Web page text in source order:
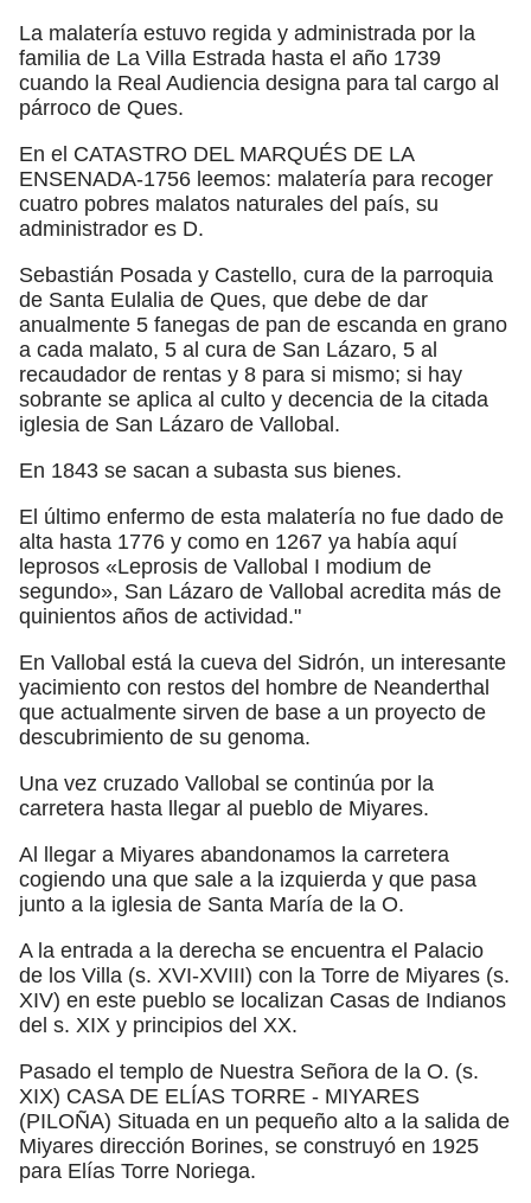
La malatería estuvo regida y administrada por la
familia de La Villa Estrada hasta el año 1739
cuando la Real Audiencia designa para tal cargo al
párroco de Ques.
En el CATASTRO DEL MARQUÉS DE LA
ENSENADA-1756 leemos: malatería para recoger
cuatro pobres malatos naturales del país, su
administrador es D.
Sebastián Posada y Castello, cura de la parroquia
de Santa Eulalia de Ques, que debe de dar
anualmente 5 fanegas de pan de escanda en grano
a cada malato, 5 al cura de San Lázaro, 5 al
recaudador de rentas y 8 para si mismo; si hay
sobrante se aplica al culto y decencia de la citada
iglesia de San Lázaro de Vallobal.
En 1843 se sacan a subasta sus bienes.
El último enfermo de esta malatería no fue dado de
alta hasta 1776 y como en 1267 ya había aquí
leprosos «Leprosis de Vallobal I modium de
segundo», San Lázaro de Vallobal acredita más de
quinientos años de actividad."
En Vallobal está la cueva del Sidrón, un interesante
yacimiento con restos del hombre de Neanderthal
que actualmente sirven de base a un proyecto de
descubrimiento de su genoma.
Una vez cruzado Vallobal se continúa por la
carretera hasta llegar al pueblo de Miyares.
Al llegar a Miyares abandonamos la carretera
cogiendo una que sale a la izquierda y que pasa
junto a la iglesia de Santa María de la O.
A la entrada a la derecha se encuentra el Palacio
de los Villa (s. XVI-XVIII) con la Torre de Miyares (s.
XIV) en este pueblo se localizan Casas de Indianos
del s. XIX y principios del XX.
Pasado el templo de Nuestra Señora de la O. (s.
XIX) CASA DE ELÍAS TORRE - MIYARES
(PILOÑA) Situada en un pequeño alto a la salida de
Miyares dirección Borines, se construyó en 1925
para Elías Torre Noriega.